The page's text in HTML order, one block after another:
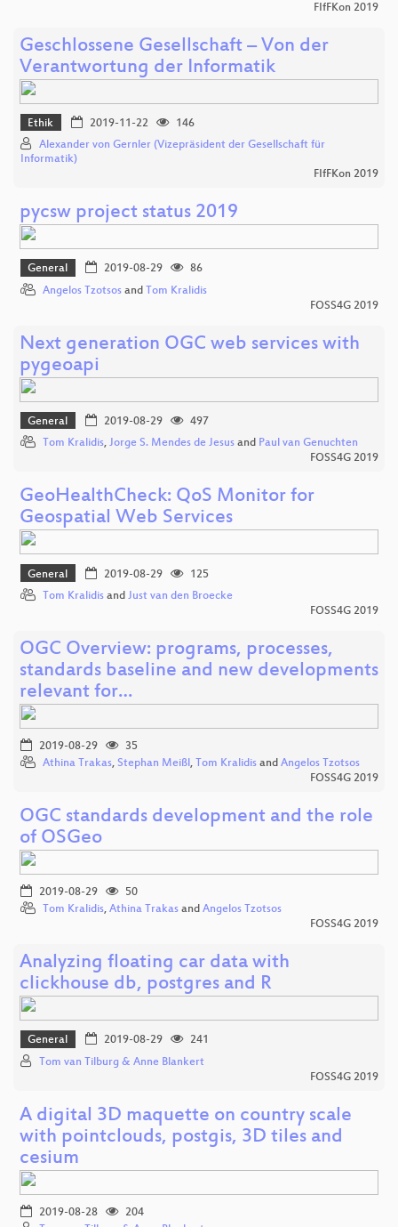
FIfFKon 2019
Geschlossene Gesellschaft – Von der
Verantwortung der Informatik
Ethik 2019-11-22
146
Alexander von Gernler (Vizepräsident der Gesellschaft für
Informatik)
FIfFKon 2019
pycsw project status 2019
General 2019-08-29
86
Angelos Tzotsos and Tom Kralidis
FOSS4G 2019
Next generation OGC web services with
pygeoapi
General 2019-08-29
497
Tom Kralidis, Jorge S. Mendes de Jesus and Paul van Genuchten
FOSS4G 2019
GeoHealthCheck: QoS Monitor for
Geospatial Web Services
General 2019-08-29
125
Tom Kralidis and Just van den Broecke
FOSS4G 2019
OGC Overview: programs, processes,
standards baseline and new developments
relevant for…
2019-08-29
35
Athina Trakas, Stephan Meißl, Tom Kralidis and Angelos Tzotsos
FOSS4G 2019
OGC standards development and the role
of OSGeo
2019-08-29
50
Tom Kralidis, Athina Trakas and Angelos Tzotsos
FOSS4G 2019
Analyzing floating car data with
clickhouse db, postgres and R
General 2019-08-29
241
Tom van Tilburg & Anne Blankert
FOSS4G 2019
A digital 3D maquette on country scale
with pointclouds, postgis, 3D tiles and
cesium
2019-08-28
204